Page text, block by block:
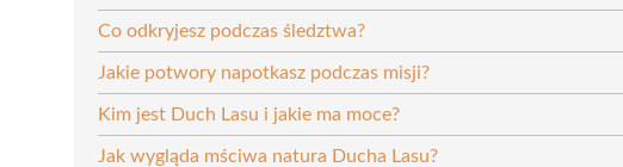
Co odkryjesz podczas śledztwa?
Jakie potwory napotkasz podczas misji?
Kim jest Duch Lasu i jakie ma moce?
Jak wygląda mściwa natura Ducha Lasu?